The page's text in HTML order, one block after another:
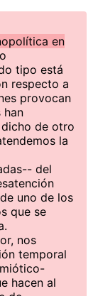
en
tipo está
respecto a
provocan
han
dicho de otro
la
del
uno de los
que se
nos
temporal
hacen al